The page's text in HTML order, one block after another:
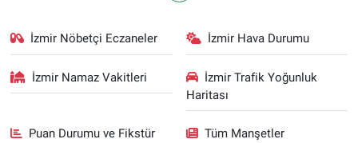
İzmir Nöbetçi Eczaneler İzmir Hava Durumu
İzmir Namaz Vakitleri
İzmir Trafik Yoğunluk
Haritası
Puan Durumu ve Fikstür Tüm Manşetler